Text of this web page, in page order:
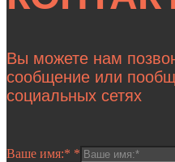
Вы можете нам
сообщение или
социальных сетях
Ваше имя:* *